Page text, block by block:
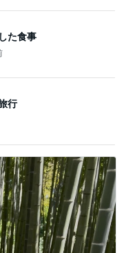
た食事
行